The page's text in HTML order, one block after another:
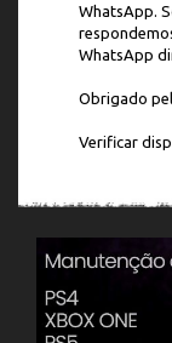
WhatsApp.
WhatsApp
Obrigado
Verificar